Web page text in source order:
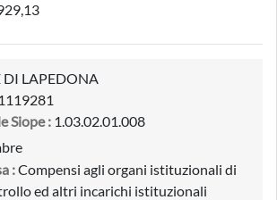
LAPEDONA
Siope : 1.03.02.01.008
:Compensi agli organi istituzionali di
ed altri incarichi istituzionali